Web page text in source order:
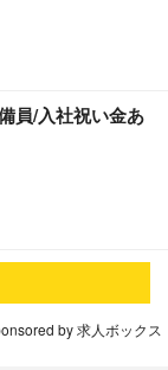
員/入社祝い金あ
by 求人ボックス